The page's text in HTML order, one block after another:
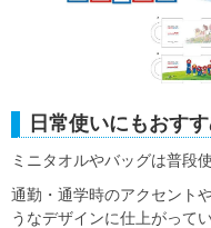
日常使いにもおす
ミニタオルやバッグは普段
通勤・通学時のアクセント
うなデザインに仕上がってい